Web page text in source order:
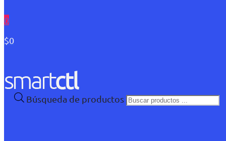
0
$0
Búsqueda de productos